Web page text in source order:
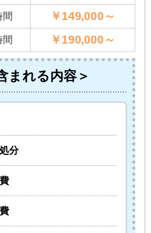
間
￥149,000～
間 ￥190,000～
まれる内容＞
分